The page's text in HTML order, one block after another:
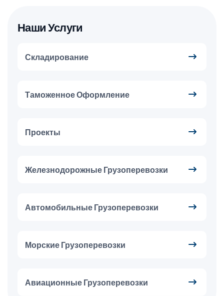
Наши Услуги
Складирование
Таможенное Оформление
Проекты
Железнодорожные Грузоперевозки
Автомобильные Грузоперевозки
Морские Грузоперевозки
Авиационные Грузоперевозки